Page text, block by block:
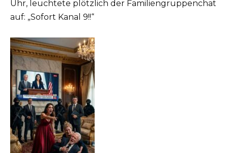
Uhr, leuchtete plötzlich der Familiengruppenchat
auf: „Sofort Kanal 9!!“